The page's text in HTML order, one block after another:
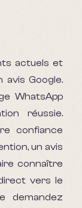
actuels et
avis Google.
WhatsApp
réussie.
confiance
un avis
connaître
vers le
demandez